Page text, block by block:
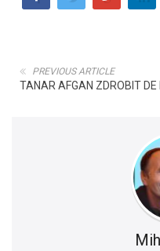
PREVIOUS ARTICLE
TANAR AFGAN ZDROBIT